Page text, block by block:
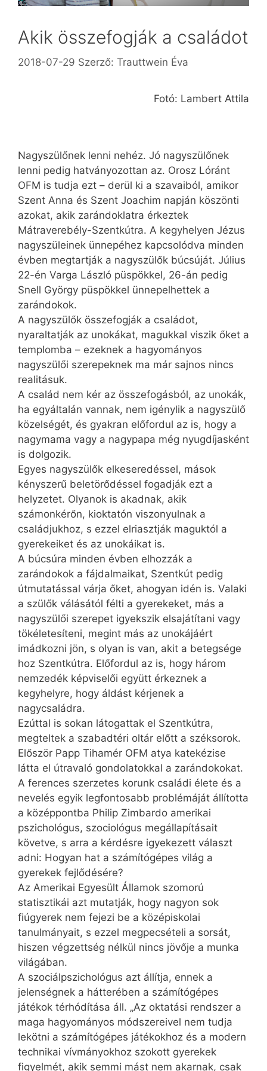
Akik összefogják a családot
2018-07-29 Szerző: Trauttwein Éva
Fotó: Lambert Attila
Nagyszülőnek lenni nehéz. Jó nagyszülőnek
lenni pedig hatványozottan az. Orosz Lóránt
OFM is tudja ezt – derül ki a szavaiból, amikor
Szent Anna és Szent Joachim napján köszönti
azokat, akik zarándoklatra érkeztek
Mátraverebély-Szentkútra. A kegyhelyen Jézus
nagyszüleinek ünnepéhez kapcsolódva minden
évben megtartják a nagyszülők búcsúját. Július
22-én Varga László püspökkel, 26-án pedig
Snell György püspökkel ünnepelhettek a
zarándokok.
A nagyszülők összefogják a családot,
nyaraltatják az unokákat, magukkal viszik őket a
templomba – ezeknek a hagyományos
nagyszülői szerepeknek ma már sajnos nincs
realitásuk.
A család nem kér az összefogásból, az unokák,
ha egyáltalán vannak, nem igénylik a nagyszülő
közelségét, és gyakran előfordul az is, hogy a
nagymama vagy a nagypapa még nyugdíjasként
is dolgozik.
Egyes nagyszülők elkeseredéssel, mások
kényszerű beletörődéssel fogadják ezt a
helyzetet. Olyanok is akadnak, akik
számonkérőn, kioktatón viszonyulnak a
családjukhoz, s ezzel elriasztják maguktól a
gyerekeiket és az unokáikat is.
A búcsúra minden évben elhozzák a
zarándokok a fájdalmaikat, Szentkút pedig
útmutatással várja őket, ahogyan idén is. Valaki
a szülők válásától félti a gyerekeket, más a
nagyszülői szerepet igyekszik elsajátítani vagy
tökéletesíteni, megint más az unokájáért
imádkozni jön, s olyan is van, akit a betegsége
hoz Szentkútra. Előfordul az is, hogy három
nemzedék képviselői együtt érkeznek a
kegyhelyre, hogy áldást kérjenek a
nagycsaládra.
Ezúttal is sokan látogattak el Szentkútra,
megteltek a szabadtéri oltár előtt a széksorok.
Először Papp Tihamér OFM atya katekézise
látta el útravaló gondolatokkal a zarándokokat.
A ferences szerzetes korunk családi élete és a
nevelés egyik legfontosabb problémáját állította
a középpontba Philip Zimbardo amerikai
pszichológus, szociológus megállapításait
követve, s arra a kérdésre igyekezett választ
adni: Hogyan hat a számítógépes világ a
gyerekek fejlődésére?
Az Amerikai Egyesült Államok szomorú
statisztikái azt mutatják, hogy nagyon sok
fiúgyerek nem fejezi be a középiskolai
tanulmányait, s ezzel megpecsételi a sorsát,
hiszen végzettség nélkül nincs jövője a munka
világában.
A szociálpszichológus azt állítja, ennek a
jelenségnek a hátterében a számítógépes
játékok térhódítása áll. „Az oktatási rendszer a
maga hagyományos módszereivel nem tudja
lekötni a számítógépes játékokhoz és a modern
technikai vívmányokhoz szokott gyerekek
figyelmét, akik semmi mást nem akarnak, csak